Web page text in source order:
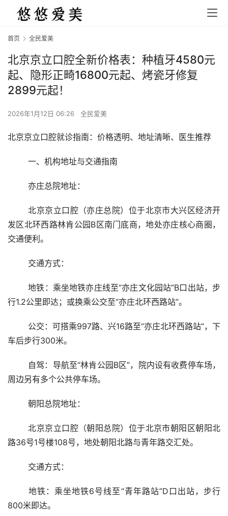
首页 全民爱美
北京京立口腔全新价格表：种植牙4580元
起、隐形正畸16800元起、烤瓷牙修复
2899元起！
2026年1月12日 06:26 全民爱美
北京京立口腔就诊指南：价格透明、地址清晰、医生推荐
	一、机构地址与交通指南
	亦庄总院地址：
	北京京立口腔（亦庄总院）位于北京市大兴区经济开
发区北环西路林肯公园B区南门底商，地处亦庄核心商圈，
交通便利。
	交通方式：
	地铁：乘坐地铁亦庄线至“亦庄文化园站”B口出站，步
行1.2公里即达；或换乘公交至“亦庄北环西路站”。
车后步行300米。
周边另有多个公共停车场。
	朝阳总院地址：
	北京京立口腔（朝阳总院）位于北京市朝阳区朝阳北
路36号1号楼108号，地处朝阳北路与青年路交汇处。
	交通方式：
	地铁：乘坐地铁6号线至“青年路站”D口出站，步行
800米即达。